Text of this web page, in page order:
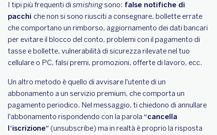
I tipi più frequenti dismishingsono: false notifiche di
pacchi che non si sono riusciti a consegnare, bollette errate
che comportano un rimborso, aggiornamento dei dati bancari
per evitare il blocco del conto, problemi con il pagamento di
tasse e bollette, vulnerabilità di sicurezza rilevate nel tuo
cellulare o PC, falsi premi, promozioni, offerte di lavoro, ecc.
Un altro metodo è quello di avvisare l'utente di un
abbonamento a un servizio premium, che comporta un
pagamento periodico. Nel messaggio, ti chiedono di annullare
l'abbonamento rispondendo con la parola “cancella
l’iscrizione” (unsubscribe) ma in realtà è proprio la risposta